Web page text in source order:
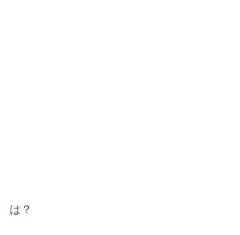
は？